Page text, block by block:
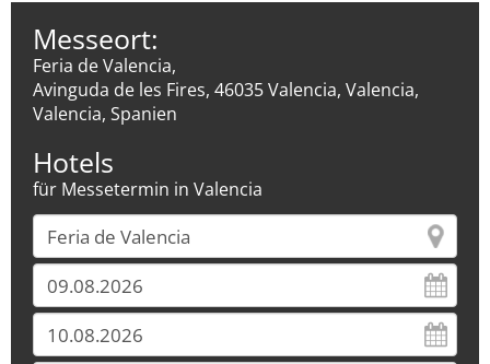
Messeort:
Feria de Valencia,
Avinguda de les Fires, 46035 Valencia, Valencia,
Valencia, Spanien
Hotels
für Messetermin in Valencia